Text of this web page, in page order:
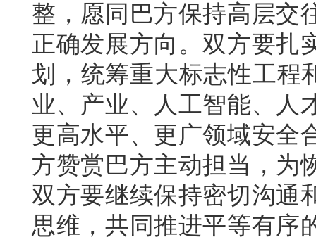
整，愿同巴方保持高层交
正确发展方向。双方要扎
划，统筹重大标志性工程
业、产业、人工智能、人
更高水平、更广领域安全
方赞赏巴方主动担当，为
双方要继续保持密切沟通
思维，共同推进平等有序